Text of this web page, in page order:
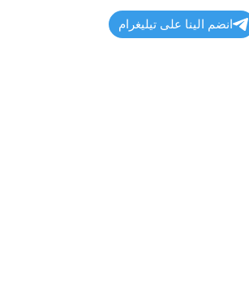
انضم الينا على تيليغرام